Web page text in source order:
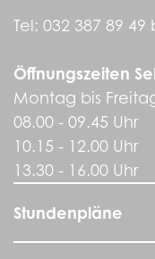
Tel: 032 387 89 49
Öffnungszeiten
Montag bis
08.00 - 09.45 Uhr
10.15 - 12.00 Uhr
13.30 - 16.00 Uhr
Stundenpläne